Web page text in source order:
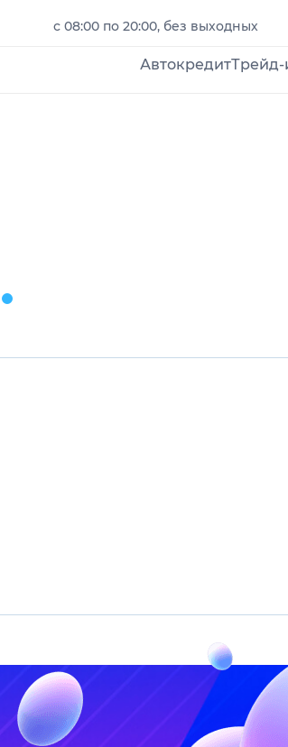
с 08:00 по 20:00, без выходных
АвтокредитТрейд-